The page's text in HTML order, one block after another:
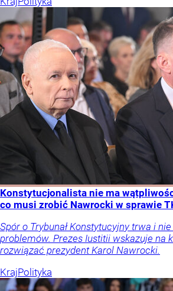
Konstytucjonalista nie ma
co musi zrobić Nawrocki w sprawie
Spór o Trybunał Konstytucyjny trwa i
problemów. Prezes Iustitii wskazuje na
rozwiązać prezydent Karol Nawrocki.
KrajPolityka